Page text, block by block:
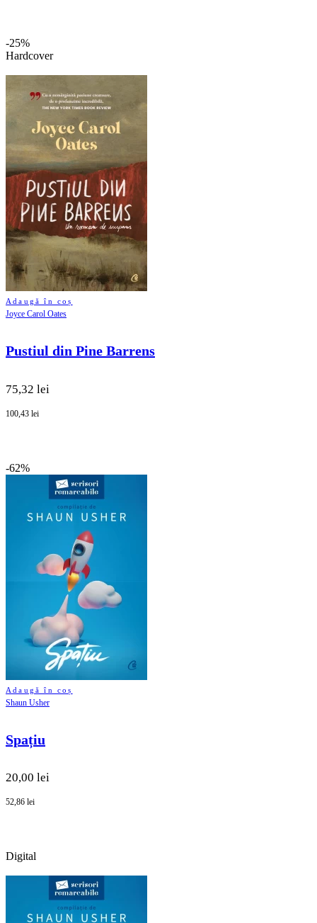
-25%
Hardcover
Adaugă în coș
Joyce Carol Oates
Pustiul din Pine Barrens
75,32 lei
100,43 lei
-62%
Adaugă în coș
Shaun Usher
Spațiu
20,00 lei
52,86 lei
Digital